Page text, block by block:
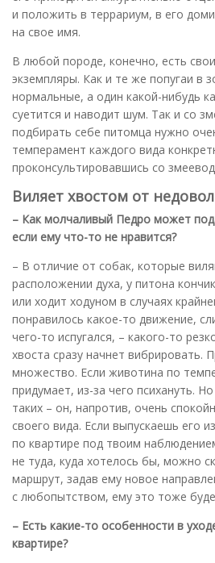
и положить в террариум, в его
на свое имя.
В любой породе, конечно, есть
экземпляры. Как и те же попугаи в
нормальные, а один какой-нибудь
суетится и наводит шум. Так и со
подбирать себе питомца нужно
темперамент каждого вида
проконсультировавшись со
Виляет хвостом от
– Как молчаливый Педро может
если ему что-то не нравится?
– В отличие от собак, которые
расположении духа, у питона
или ходит ходуном в случаях
понравилось какое-то движение,
чего-то испугался, – какого-то
хвоста сразу начнет вибрировать.
множество. Если животина по
придумает, из-за чего психануть.
таких – он, напротив, очень
своего вида. Если выпускаешь его
по квартире под твоим
не туда, куда хотелось бы, можно
маршрут, задав ему новое
с любопытством, ему это тоже
– Есть какие-то особенности в
квартире?